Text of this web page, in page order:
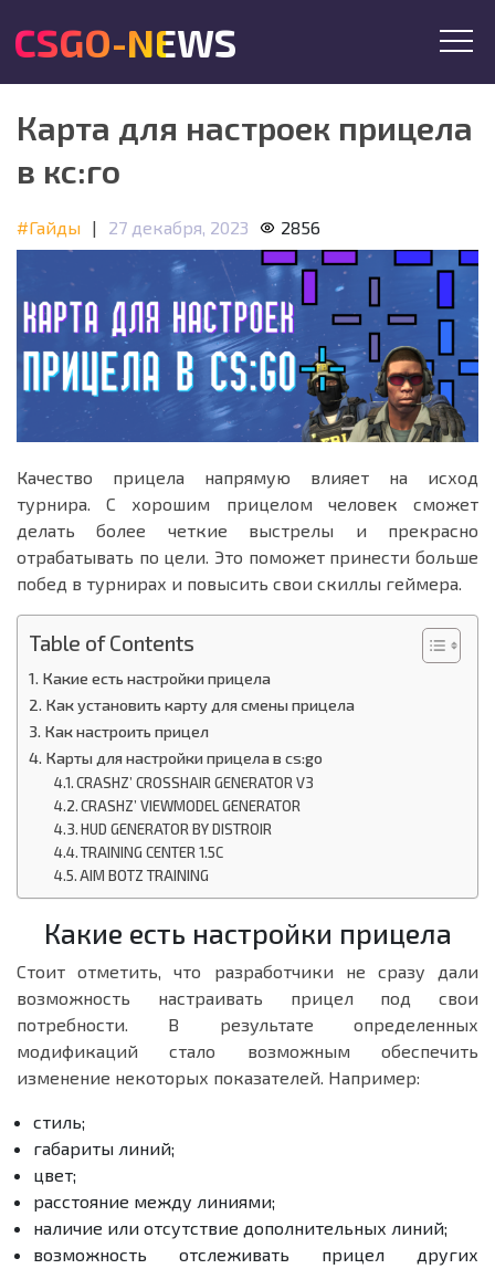
CSGO-NEWS
Карта для настроек прицела
в кс:го
#Гайды | 27 декабря, 2023 2856
Качество прицела напрямую влияет на исход
турнира. С хорошим прицелом человек сможет
делать более четкие выстрелы и прекрасно
отрабатывать по цели. Это поможет принести больше
побед в турнирах и повысить свои скиллы геймера.
Table of Contents
Какие есть настройки прицела
Как установить карту для смены прицела
Как настроить прицел
Карты для настройки прицела в cs:go
CRASHZ’ CROSSHAIR GENERATOR V3
CRASHZ’ VIEWMODEL GENERATOR
HUD GENERATOR BY DISTROIR
TRAINING CENTER 1.5C
AIM BOTZ TRAINING
Какие есть настройки прицела
Стоит отметить, что разработчики не сразу дали
возможность настраивать прицел под свои
потребности. В результате определенных
модификаций стало возможным обеспечить
изменение некоторых показателей. Например:
стиль;
габариты линий;
цвет;
расстояние между линиями;
наличие или отсутствие дополнительных линий;
возможность отслеживать прицел других